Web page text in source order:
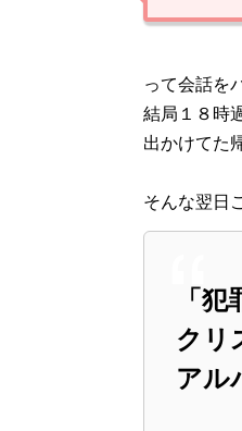
って会話を
結局１８時
出かけてた
そんな翌日
「
クリ
アル